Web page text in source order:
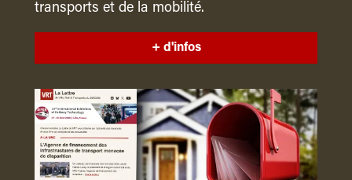
transports et de la mobilité.
+ d'infos